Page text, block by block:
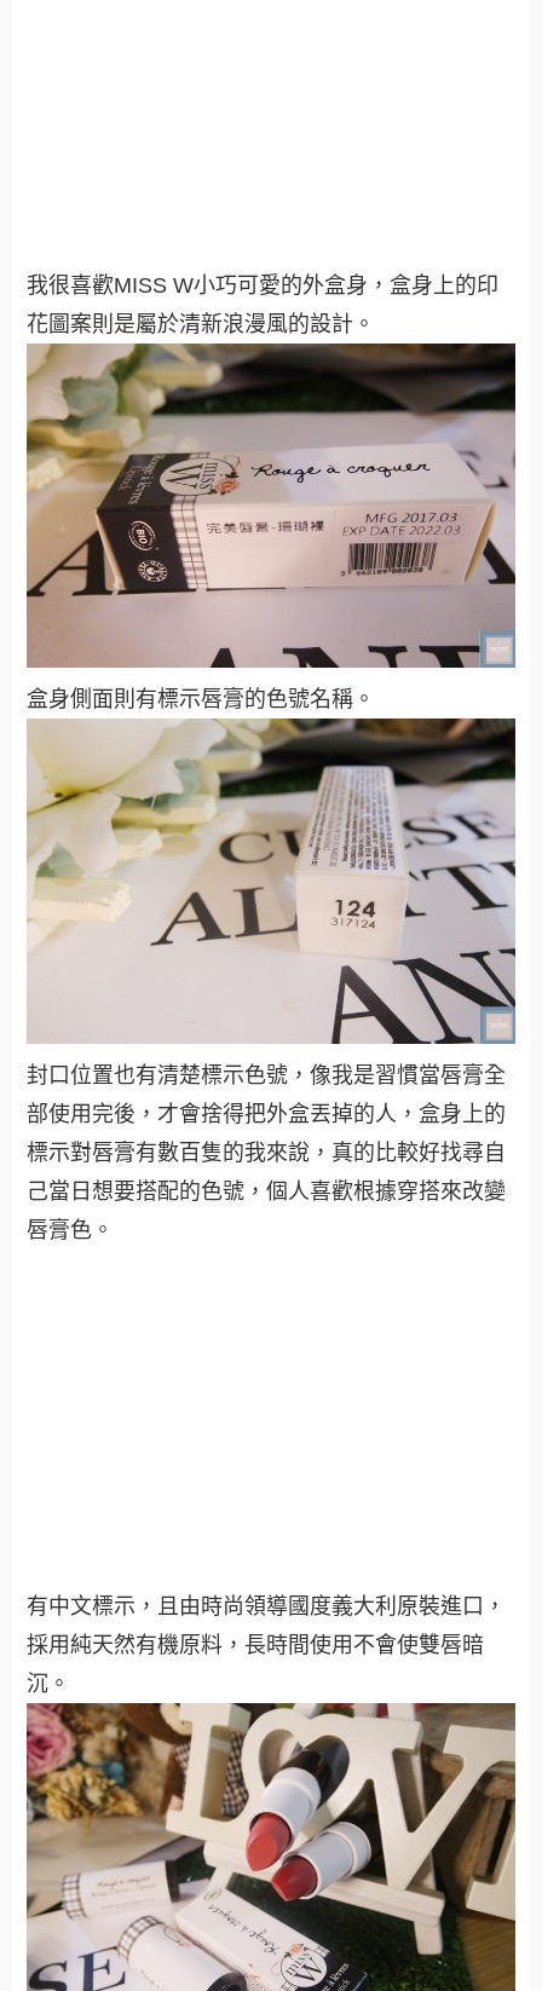
我很喜歡MISS W小巧可愛的外盒身，盒身上的印
花圖案則是屬於清新浪漫風的設計。
盒身側面則有標示唇膏的色號名稱。
封口位置也有清楚標示色號，像我是習慣當唇膏全
部使用完後，才會捨得把外盒丟掉的人，盒身上的
標示對唇膏有數百隻的我來說，真的比較好找尋自
己當日想要搭配的色號，個人喜歡根據穿搭來改變
唇膏色。
有中文標示，且由時尚領導國度義大利原裝進口，
採用純天然有機原料，長時間使用不會使雙唇暗
沉。